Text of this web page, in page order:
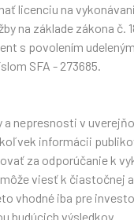
licenciu na
na základe zákona č.
s povolením
SFA - 273685.
a nepresnosti v
informácii
za odporúčanie k
viesť k čiastočnej
vhodné iba pre
budúcich výsledkov.